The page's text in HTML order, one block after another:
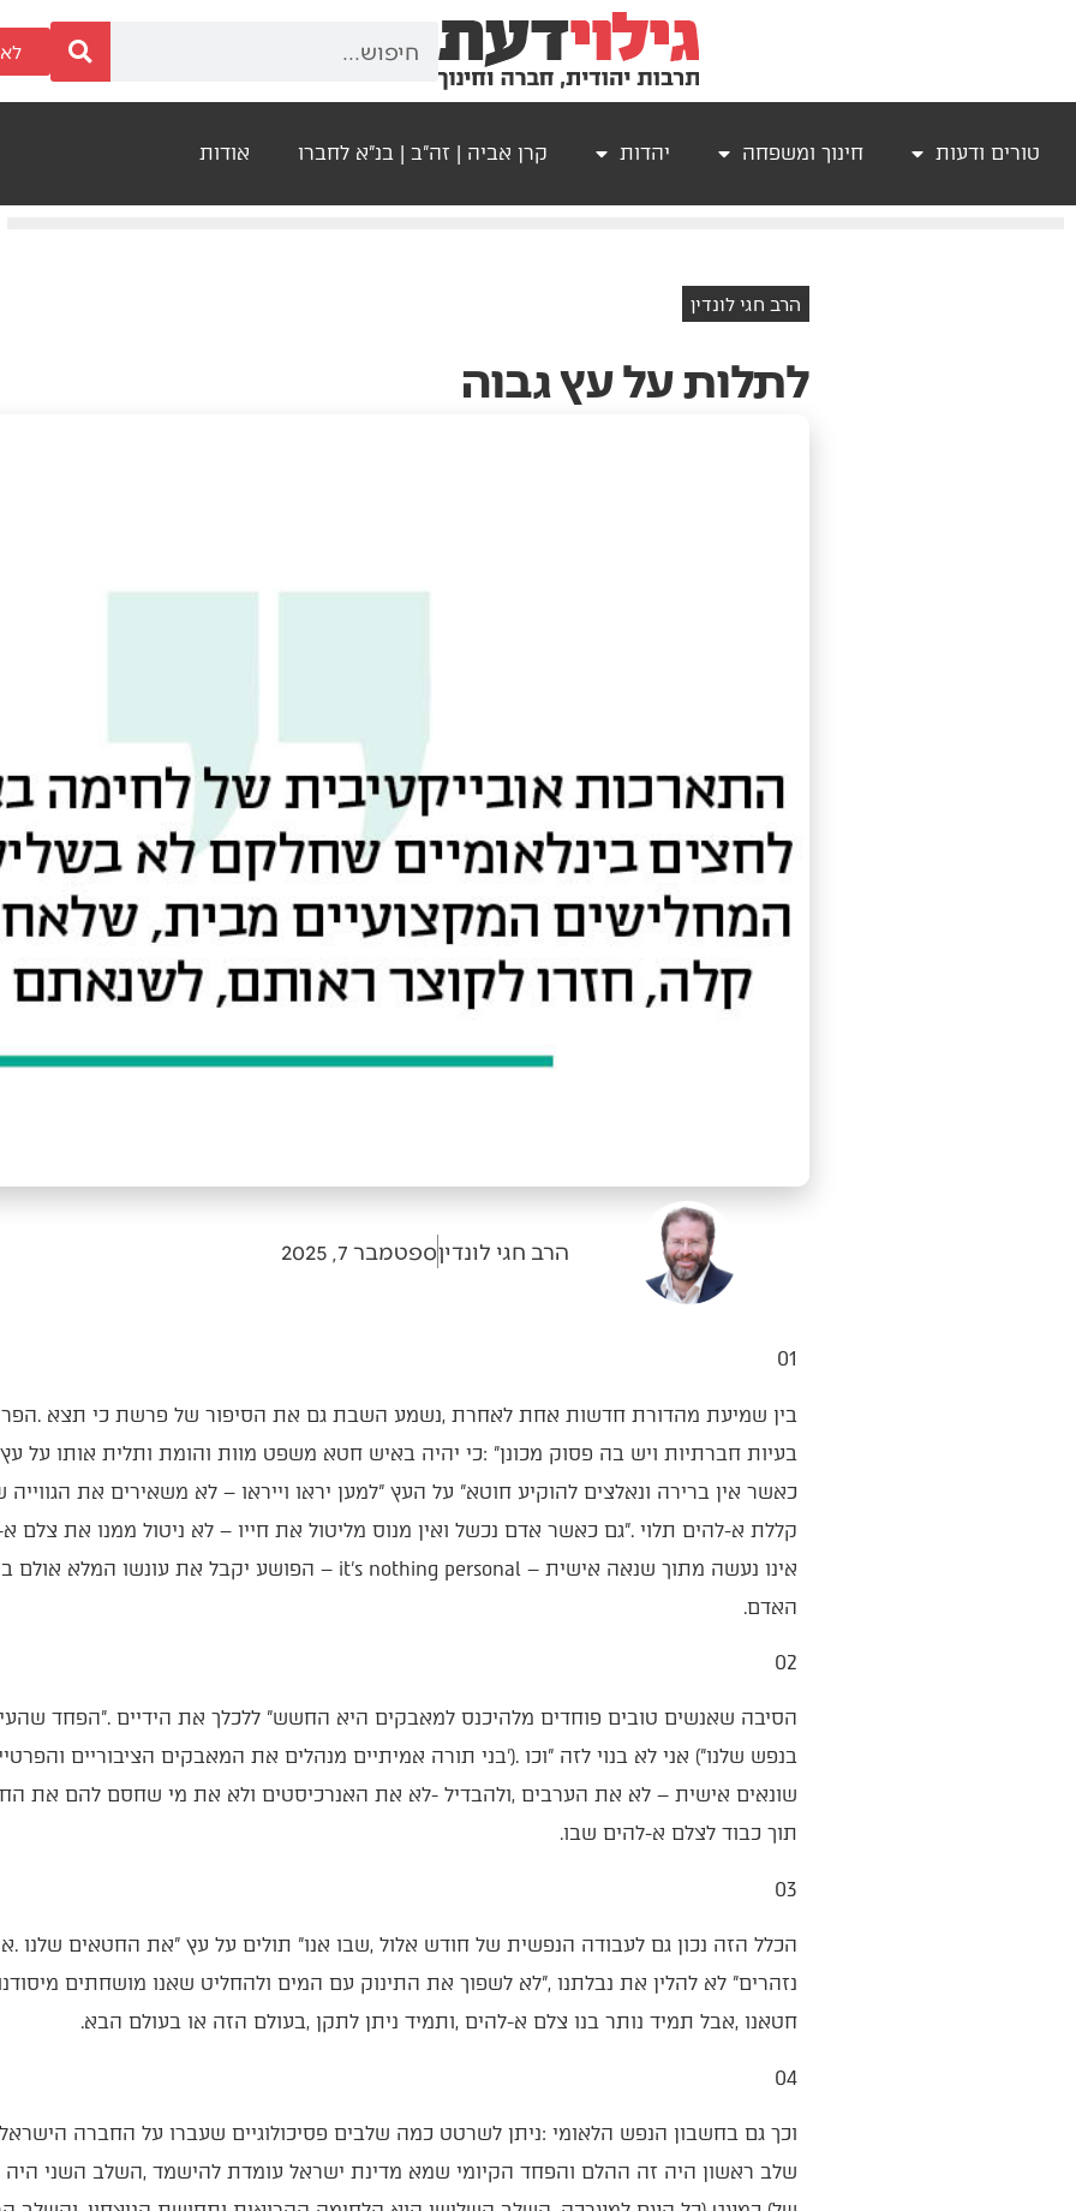
טורים ודעות חינוך ומשפחה יהדות קרן אביה | זה"ב | בנ"א לחברו אודות
הרב חגי לונדין
לתלות על עץ גבוה
הרב חגי לונדיןספטמבר 7, 2025
01‭ ‬
‬האדם‭.‬
02‭ ‬
‬תוך‭ ‬כבוד‭ ‬לצלם‭ ‬א‭-‬להים‭ ‬שבו‭.‬
03‭ ‬
‬חטאנו‭, ‬אבל‭ ‬תמיד‭ ‬נותר‭ ‬בנו‭ ‬צלם‭ ‬א‭-‬להים‭, ‬ותמיד‭ ‬ניתן‭ ‬לתקן‭, ‬בעולם‭ ‬הזה‭ ‬או‭ ‬בעולם‭ ‬הבא‭.‬
04‭ ‬